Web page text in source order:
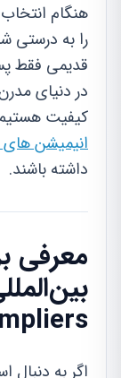
هنگام
را به درستی
قدیمی فقط
در دنیای
کیفیت
انیمیشن
داشته باشند.
معرفی
اگر به دنبال